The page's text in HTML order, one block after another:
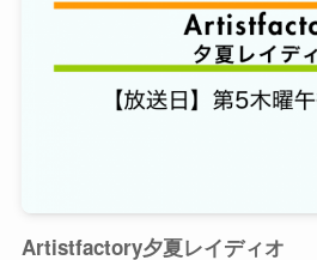
Artistfactory夕夏レイディオ